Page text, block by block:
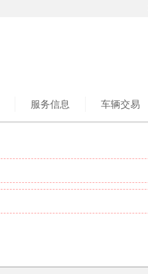
服务信息 车辆交易